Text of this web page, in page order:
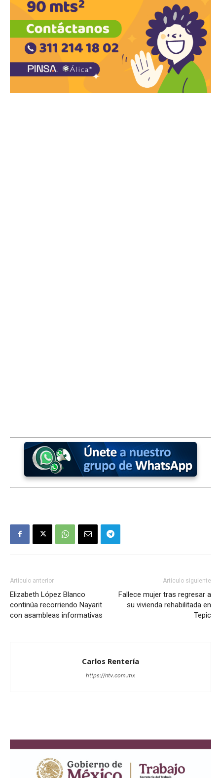
Artículo anterior
Elizabeth López Blanco
continúa recorriendo Nayarit
con asambleas informativas
Artículo siguiente
Fallece mujer tras regresar a
su vivienda rehabilitada en
Tepic
Carlos Rentería
https://ntv.com.mx